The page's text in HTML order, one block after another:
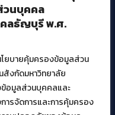
วนบุคคล
คลธัญบุรี พ.ศ.
โยบายคุ้มครองข้อมูลส่วน
สังกัดมหาวิทยาลัย
ข้อมูลส่วนบุคคลและ
ารจัดการและการคุ้มครอง
ยนอก
ร SME โดย. มทร.ธัญบุรี